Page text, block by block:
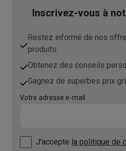
Inscrivez-vous à
Restez informé de nos
produits.
Obtenez des conseils
Gagnez de superbes prix
Votre adresse e-mail
J'accepte la politique de